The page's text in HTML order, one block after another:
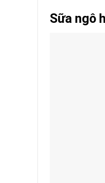
Sữa ngô